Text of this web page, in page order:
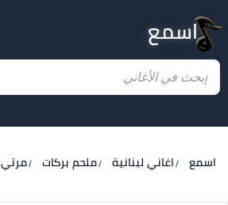
اسمع
اسمع اغاني لبنانية ملحم بركات